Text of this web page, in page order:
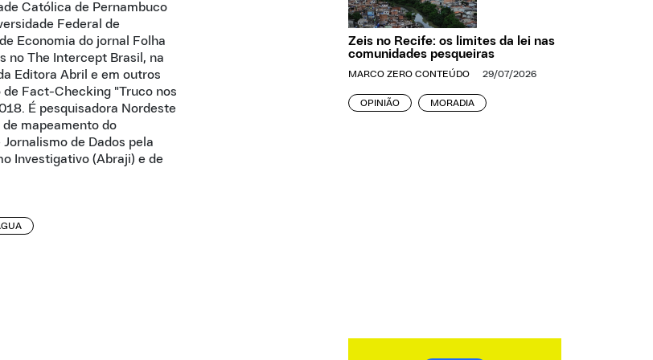
Católica de Pernambuco
Federal de
Economia do jornal Folha
no The Intercept Brasil, na
Editora Abril e em outros
Fact-Checking "Truco nos
É pesquisadora Nordeste
mapeamento do
de Dados pela
Investigativo (Abraji) e de
Zeis no Recife: os limites da lei nas
comunidades pesqueiras
MARCO ZERO CONTEÚDO 29/07/2026
OPINIÃO MORADIA